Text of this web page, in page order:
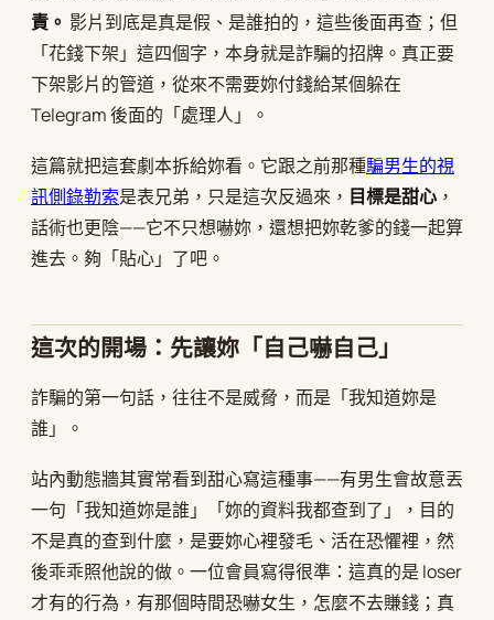
責。 影片到底是真是假、是誰拍的，這些後面再查；但
「花錢下架」這四個字，本身就是詐騙的招牌。真正要
下架影片的管道，從來不需要妳付錢給某個躲在
Telegram 後面的「處理人」。
這篇就把這套劇本拆給妳看。它跟之前那種騙男生的視
訊側錄勒索是表兄弟，只是這次反過來， 目標是甜心 ，
話術也更陰——它不只想嚇妳，還想把妳乾爹的錢一起算
進去。夠「貼心」了吧。
這次的開場：先讓妳「自己嚇自己」
詐騙的第一句話，往往不是威脅，而是「我知道妳是
誰」。
站內動態牆其實常看到甜心寫這種事——有男生會故意丟
一句「我知道妳是誰」「妳的資料我都查到了」，目的
不是真的查到什麼，是要妳心裡發毛、活在恐懼裡，然
後乖乖照他說的做。一位會員寫得很準：這真的是 loser
才有的行為，有那個時間恐嚇女生，怎麼不去賺錢；真